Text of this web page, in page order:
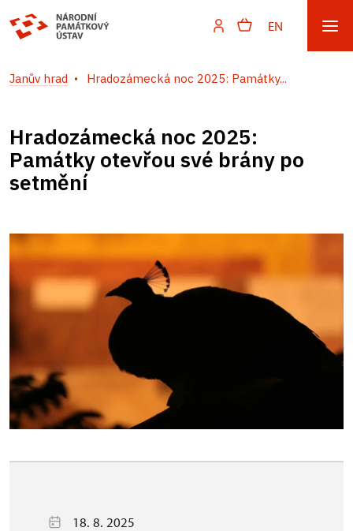
EN
Janův hrad Hradozámecká noc 2025: Památky...
Hradozámecká noc 2025:
Památky otevřou své brány po
setmění
18. 8. 2025